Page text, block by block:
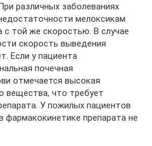
различных заболеваниях
мелоксикам
с той же скоростью. В случае
скорость выведения
Если у пациента
почечная
отмечается высокая
вещества, что требует
У пожилых пациентов
фармакокинетике препарата не